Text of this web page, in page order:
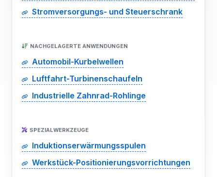
Stromversorgungs- und Steuerschrank
NACHGELAGERTE ANWENDUNGEN
Automobil-Kurbelwellen
Luftfahrt-Turbinenschaufeln
Industrielle Zahnrad-Rohlinge
SPEZIALWERKZEUGE
Induktionserwärmungsspulen
Werkstück-Positionierungsvorrichtungen